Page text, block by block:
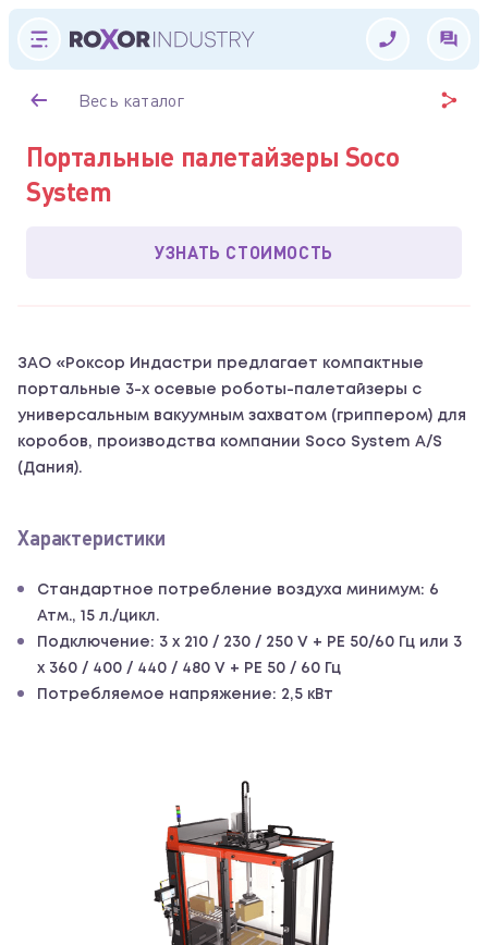
Весь каталог
Портальные палетайзеры Soco
System
УЗНАТЬ СТОИМОСТЬ
ЗАО «Роксор Индастри предлагает компактные
портальные 3-х осевые роботы-палетайзеры с
универсальным вакуумным захватом (гриппером) для
коробов, производства компании Soco System A/S
(Дания).
Характеристики
Стандартное потребление воздуха минимум: 6
Атм., 15 л./цикл.
Подключение: 3 x 210 / 230 / 250 V + PE 50/60 Гц или 3
x 360 / 400 / 440 / 480 V + PE 50 / 60 Гц
Потребляемое напряжение: 2,5 кВт